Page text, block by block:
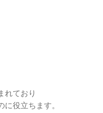
れており
役立ちます。